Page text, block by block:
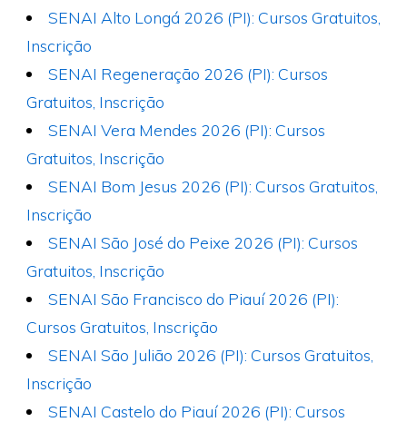
SENAI Alto Longá 2026 (PI): Cursos Gratuitos,
Inscrição
SENAI Regeneração 2026 (PI): Cursos
Gratuitos, Inscrição
SENAI Vera Mendes 2026 (PI): Cursos
Gratuitos, Inscrição
SENAI Bom Jesus 2026 (PI): Cursos Gratuitos,
Inscrição
SENAI São José do Peixe 2026 (PI): Cursos
Gratuitos, Inscrição
SENAI São Francisco do Piauí 2026 (PI):
Cursos Gratuitos, Inscrição
SENAI São Julião 2026 (PI): Cursos Gratuitos,
Inscrição
SENAI Castelo do Piauí 2026 (PI): Cursos